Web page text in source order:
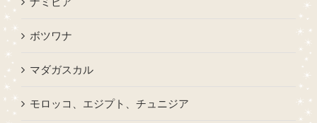
ボツワナ
マダガスカル
モロッコ、エジプト、チュニジア